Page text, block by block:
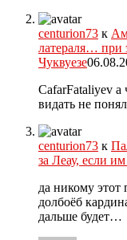
centurion73 к
латераля… при
Чуквуезе
CafarFataliyev
видать не
centurion73 к
за Леау, если
да никому этот
долбоёб
дальше будет…